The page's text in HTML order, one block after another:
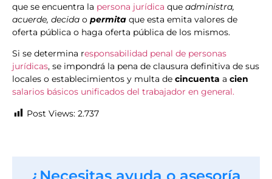
que se encuentra la persona jurídica que administra,
acuerde, decida o permita que esta emita valores de
oferta pública o haga oferta pública de los mismos.
Si se determina responsabilidad penal de personas
jurídicas, se impondrá la pena de clausura definitiva de sus
locales o establecimientos y multa de cincuenta a cien
salarios básicos unificados del trabajador en general.
Post Views: 2.737